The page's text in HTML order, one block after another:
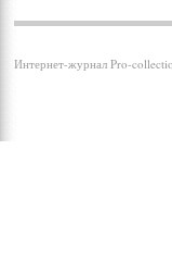
Интернет-журнал Pro-